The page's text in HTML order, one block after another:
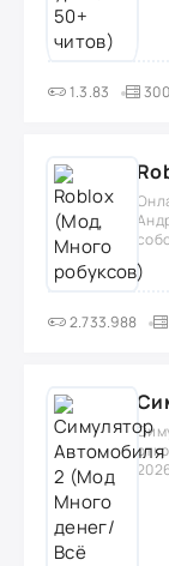
1.3.83
2.733.988